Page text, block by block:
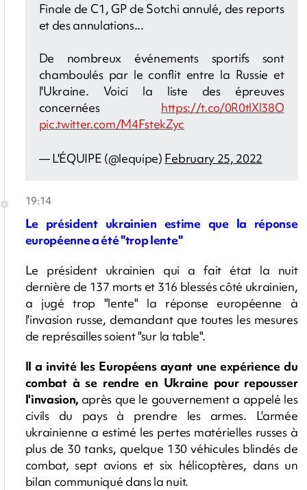
Finale de C1, GP de Sotchi annulé, des reports
et des annulations...
De nombreux événements sportifs sont
chamboulés par le conflit entre la Russie et
l'Ukraine. Voici la liste des épreuves
concernées https://t.co/0R0tlXl38O
pic.twitter.com/M4FstekZyc
— L'ÉQUIPE (@lequipe) February 25, 2022
19:14
Le président ukrainien estime que la réponse
européenne a été "trop lente"
Le président ukrainien qui a fait état la nuit
dernière de 137 morts et 316 blessés côté ukrainien,
a jugé trop "lente" la réponse européenne à
l'invasion russe, demandant que toutes les mesures
de représailles soient "sur la table".
Il a invité les Européens ayant une expérience du
combat à se rendre en Ukraine pour repousser
l'invasion, après que le gouvernement a appelé les
civils du pays à prendre les armes. L'armée
ukrainienne a estimé les pertes matérielles russes à
plus de 30 tanks, quelque 130 véhicules blindés de
combat, sept avions et six hélicoptères, dans un
bilan communiqué dans la nuit.